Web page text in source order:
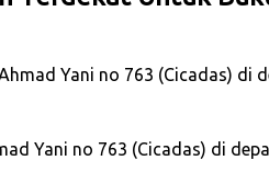
Yani no 763 (Cicadas) di
Yani no 763 (Cicadas) di